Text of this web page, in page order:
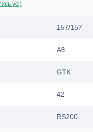
усі)
157/157
A8
GTK
42
RS200